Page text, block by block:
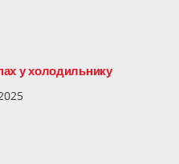
у холодильнику